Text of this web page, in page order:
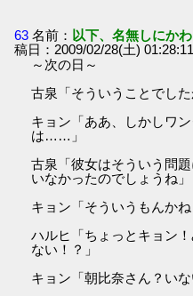
63 名前： 以下、名無しにか
稿日：2009/02/28(土)
～次の日～
古泉「そういうことでした
キョン「ああ、しかしワ
は……」
古泉「彼女はそういう問
いなかったのでしょうね」
キョン「そういうもん
ハルヒ「ちょっとキョン
ない！？」
キョン「朝比奈さん？いな